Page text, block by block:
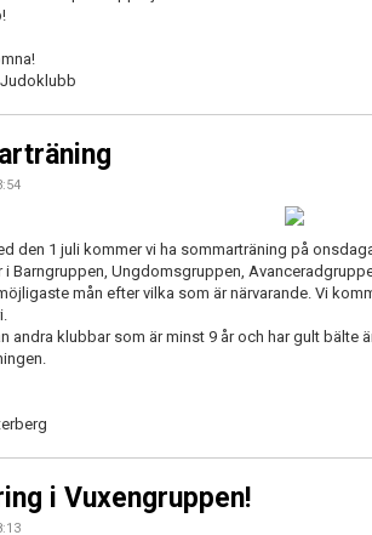
den 1 juli kommer vi ha sommarträning på
i Barngruppen, Ungdomsgruppen,
mån efter vilka som är närvarande. Vi
andra klubbar som är minst 9 år och har gult bälte
i Vuxengruppen!